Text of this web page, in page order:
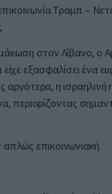
Τραμπ –
στον Λίβανο, ο
εξασφαλίσει ένα
αργότερα, η ισραηλινή
περιορίζοντας
επικοινωνιακή.